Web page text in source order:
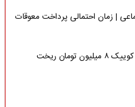
| زمان احتمالی پرداخت معوقات
ریخت